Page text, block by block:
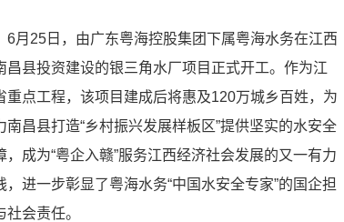
6月25日，由广东粤海控股集团下属粤海水务在江西
昌县投资建设的银三角水厂项目正式开工。作为江
重点工程，该项目建成后将惠及120万城乡百姓，为
南昌县打造“乡村振兴发展样板区”提供坚实的水安全
，成为“粤企入赣”服务江西经济社会发展的又一有力
，进一步彰显了粤海水务“中国水安全专家”的国企担
社会责任。